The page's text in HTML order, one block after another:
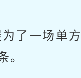
了一场单
。